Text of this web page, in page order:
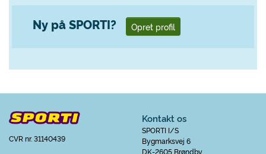
Ny på SPORTI? Opret profil
CVR nr. 31140439
Kontakt os
SPORTI I/S
Bygmarksvej 6
DK-2605 Brøndby